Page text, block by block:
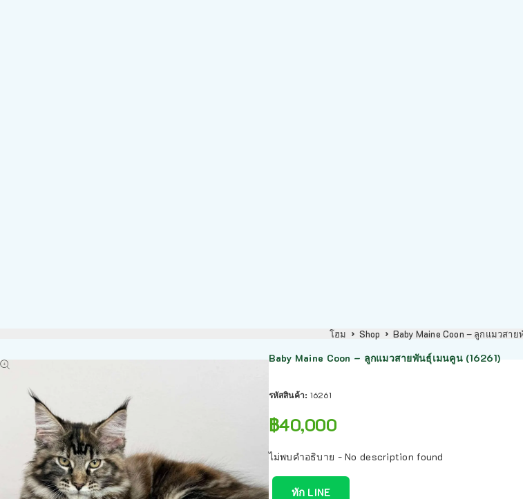
โฮม Shop Baby Maine Coon – ลูกแมวสา
Baby Maine Coon – ลูกแมวสายพันธุ์เมนคูน (16261)
รหัสสินค้า: 16261
฿40,000
ไม่พบคำอธิบาย - No description found
ทัก LINE